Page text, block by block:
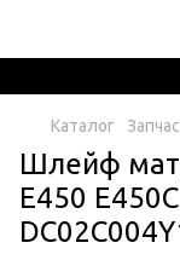
Каталог
Шлейф
E450